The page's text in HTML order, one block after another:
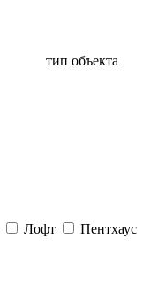
тип объекта
Лофт Пентхаус